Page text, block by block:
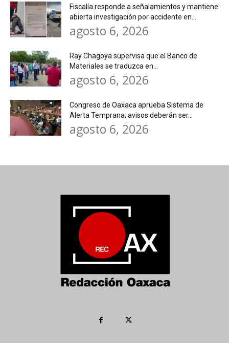
Fiscalía responde a señalamientos y mantiene
abierta investigación por accidente en...
agosto 6, 2026
Ray Chagoya supervisa que el Banco de
Materiales se traduzca en...
agosto 6, 2026
Congreso de Oaxaca aprueba Sistema de
Alerta Temprana; avisos deberán ser...
agosto 6, 2026